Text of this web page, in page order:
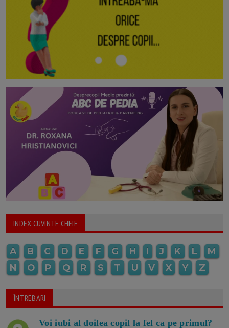
INDEX CUVINTE CHEIE
A B C D E F G H I J K L
M
N
O P Q R S T U V X Y Z
ÎNTREBARI
Voi iubi al doilea copil la fel ca pe primul?